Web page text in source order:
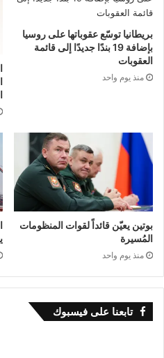
تتعامل إسرائيل بحذر مع
متزايد حول مستقبل الدولة
بريطانيا توسّع عقوباتها على روسيا
بإضافة 19 بندًا جديدًا إلى قائمة
العقوبات
منذ يوم واحد
بوتين يعيّن قائداً لقوات المنظومات
المُسيرة
منذ يوم واحد
تابعنا على فيسبوك